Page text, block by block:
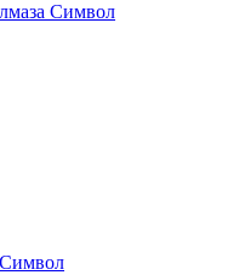
Символ
Символ